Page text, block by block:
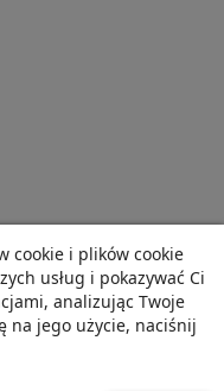
cookie i plików cookie
usług i pokazywać Ci
analizując Twoje
na jego użycie, naciśnij